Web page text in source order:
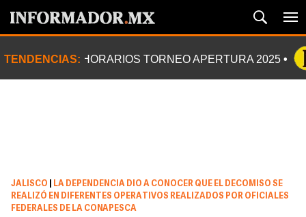
TENDENCIAS: HORARIOS TORNEO APERTURA 2025
JALISCO
LA DEPENDENCIA DIO A CONOCER QUE EL DECOMISO SE
REALIZÓ EN DIFERENTES OPERATIVOS REALIZADOS POR OFICIALES
FEDERALES DE LA CONAPESCA